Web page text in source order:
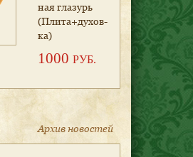
ная гла­зурь
(Пли­та+ду­хов­
ка)
1000 РУБ.
Архив новостей